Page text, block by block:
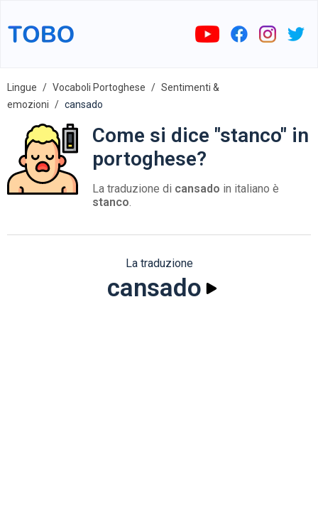
Lingue Vocaboli Portoghese
Sentimenti &
emozioni
cansado
Come si dice "stanco" in
portoghese?
La traduzione di cansado in italiano è
stanco.
La traduzione
cansado